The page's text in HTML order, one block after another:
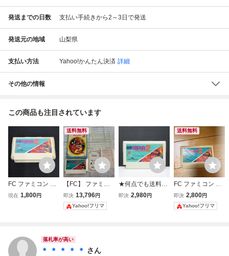
発送までの日数 支払い手続きから2～3日で発送
発送元の地域 山梨県
支払い方法 Yahoo!かんたん決済 詳細
その他の情報
この商品も注目されています
FC ファミコン 快
傑ヤンチャ丸2か
ファミコン(08098
米
現在 1,800円
送料無料
【FC】 ファミコ
ン 快傑ヤンチャ
丸2 からくりラン
ド
即決 13,796円
Yahoo!フリマ
★何点でも送料１
８５円★ 快傑ヤン
即決 2,980円
送料無料
FC ファミコン 快
傑ヤンチャ丸2 か
らくりランド ソフ
トのみ
即決 2,800円
Yahoo!フリマ
落札率が高い
＊ ＊ ＊ ＊ ＊ さん